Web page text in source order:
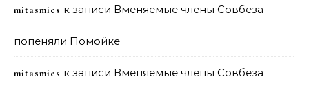
mitasmies к записи Вменяемые члены Совбеза
попеняли Помойке
mitasmies к записи Вменяемые члены Совбеза